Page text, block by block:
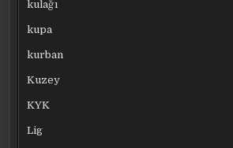
kulağı
kupa
kurban
Kuzey
KYK
Lig